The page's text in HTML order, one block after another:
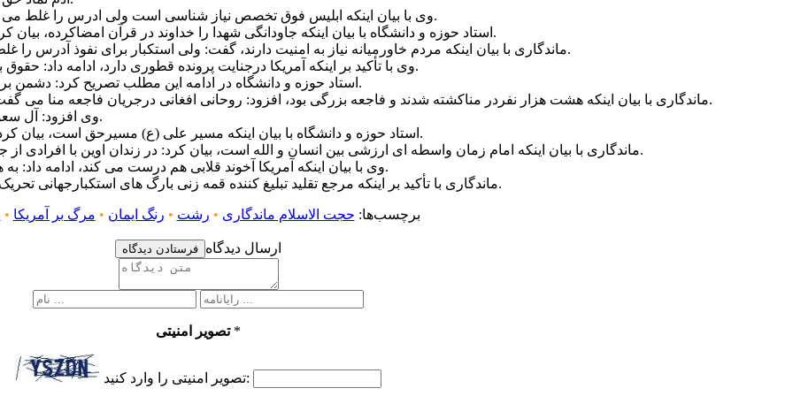
وی با بیان اینکه ابلیس فوق تخصص نیاز شناسی است ولی ادرس را غلط می دهد، گفت: باید مراقب نفوذ شیطان و شیطان بزرگ امروز آمریکا بود.
استاد حوزه و دانشگاه با بیان اینکه جاودانگی شهدا را خداوند در قرآن امضاکرده، بیان کرد: باید میزبان خوبی برای دو شهید گمنام در دانشگاه ازاد رشت باشیم.
ماندگاری با بیان اینکه مردم خاورمیانه نیاز به امنیت دارند، گفت: ولی استکبار برای نفوذ آدرس را غلط داده است و همانند ابلیس در جامعه انسانی آدرس را اشتباه می دهد.
وی با تأکید بر اینکه آمریکا درجنایت پرونده قطوری دارد، ادامه داد: حقوق بشر هم به دنبال حمایت از آمریکا است و زیر یوق این کشور قرار دارد.
استاد حوزه و دانشگاه در ادامه این مطلب تصریح کرد: دشمن برای نفوذ با استفاده از ظاهرسازی از زیباترین چهره ها استفاده می کند.
ماندگاری با بیان اینکه هشت هزار نفردر مناکشته شدند و فاجعه بزرگی بود، افزود: روحانی افغانی درجریان فاجعه منا می گفت شما ایرانی ها راست می گویید که وهابی ها مسلمان وانسان نیستند.
وی افزود: آل سعود خود را خادم الحرمین می داند و این ظاهرسازی شگرد ابلیس است.
استاد حوزه و دانشگاه با بیان اینکه مسیر علی (ع) مسیرحق است، بیان کرد: منظورخدا از اهل بیت (ع) افراد خاص خانواده رسول الله (ص) است.
ماندگاری با بیان اینکه امام زمان واسطه ای ارزشی بین انسان و الله است، بیان کرد: در زندان اوین با افرادی از جمع ۶۰ امام زمان قلابی ملاقات کردم که افراد عجیب و غریبی هستند.
وی با بیان اینکه آمریکا آخوند قلابی هم درست می کند، ادامه داد: به همین خاطر است که هر جا فتنه است سر وکله عبا وعمامه هم هست.
ماندگاری با تأکید بر اینکه مرجع تقلید تبلیغ کننده قمه زنی بارگ های استکبارجهانی تحریک می شود، گفت: ۱۴ شبکه مذهبی ماهواره ای دراین جریان قرار دارند.
برچسب‌ها: حجت الاسلام ماندگاری • رشت • رنگ ایمان • مرگ بر آمریکا •
فرستادن دیدگاه ارسال دیدگاه
تصویر امنیتی *
تصویر امنیتی را وارد کنید: